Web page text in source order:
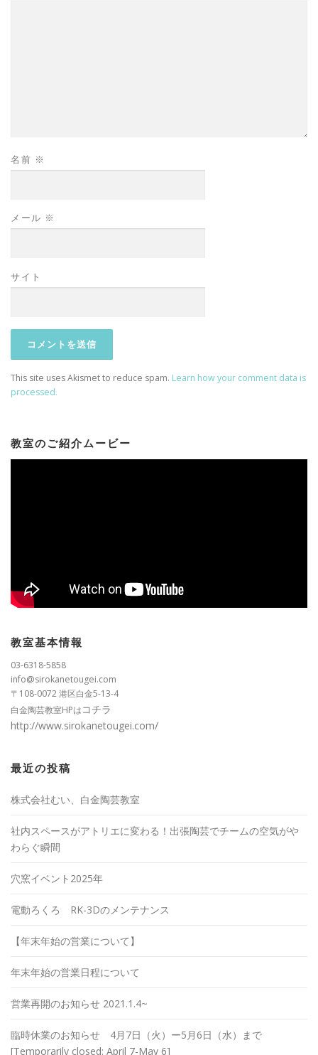
名前 ※
メール ※
サイト
This site uses Akismet to reduce spam. Learn how your comment data is
processed.
教室のご紹介ムービー
教室基本情報
03-6318-5858
info@sirokanetougei.com
〒108-0072 港区白金5-13-4
白金陶芸教室HPはコチラ
http://www.sirokanetougei.com/
最近の投稿
株式会社むい、白金陶芸教室
社内スペースがアトリエに変わる！出張陶芸でチームの空気がや
わらぐ瞬間
穴窯イベント2025年
電動ろくろ RK-3Dのメンテナンス
【年末年始の営業について】
年末年始の営業日程について
営業再開のお知らせ 2021.1.4~
臨時休業のお知らせ 4月7日（火）ー5月6日（水）まで
[Temporarily closed: April 7-May 6]